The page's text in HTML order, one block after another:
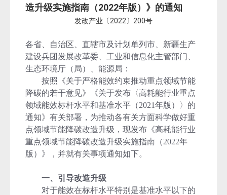
造升级实施指南（2022年版）》的通知
发改产业〔2022〕200号
各省、自治区、直辖市及计划单列市、新疆生产
建设兵团发展改革委、工业和信息化主管部门、
生态环境厅（局）、能源局：
按照《关于严格能效约束推动重点领域节能
降碳的若干意见》《关于发布〈高耗能行业重点
领域能效标杆水平和基准水平（2021年版）〉的
通知》有关部署，为推动各有关方面科学做好重
点领域节能降碳改造升级，现发布《高耗能行业
重点领域节能降碳改造升级实施指南（2022年
版）》，并就有关事项通知如下。
一、引导改造升级
对于能效在标杆水平特别是基准水平以下的